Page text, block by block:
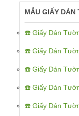
MẪU GIẤY DÁN
☎️ Giấy Dán
☎️ Giấy Dán
☎️ Giấy Dán
☎️ Giấy Dán
☎️ Giấy Dán